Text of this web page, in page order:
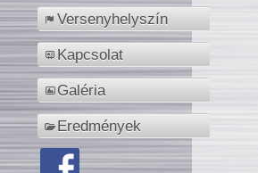
Versenyhelyszín
Kapcsolat
Galéria
Eredmények